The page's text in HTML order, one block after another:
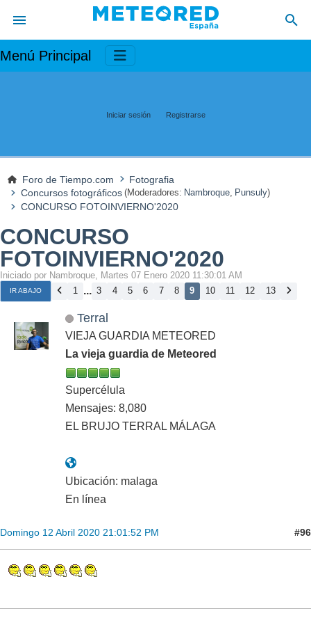
Menú Principal
Iniciar sesión Registrarse
Foro de Tiempo.com
Fotografia
Concursos fotográficos (Moderadores: Nambroque, Punsuly)
CONCURSO FOTOINVIERNO'2020
CONCURSO
FOTOINVIERNO'2020
Iniciado por Nambroque, Martes 07 Enero 2020 11:30:01 AM
IR ABAJO 1 ... 3 4 5 6 7 8 9 10 11 12 13
Terral
VIEJA GUARDIA METEORED
La vieja guardia de Meteored
Supercélula
Mensajes: 8,080
EL BRUJO TERRAL MÁLAGA
Ubicación: malaga
En línea
Domingo 12 Abril 2020 21:01:52 PM #96